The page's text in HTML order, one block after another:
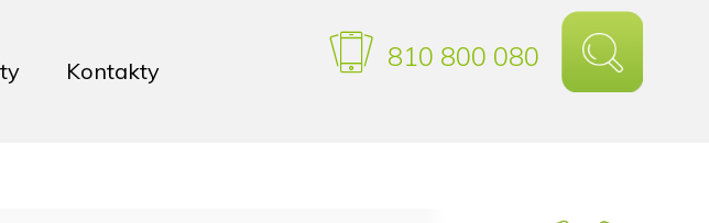
Kontakty 810 800 080